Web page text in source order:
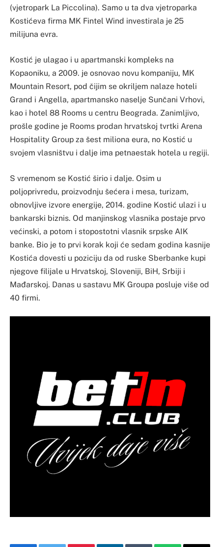
(vjetropark La Piccolina). Samo u ta dva vjetroparka
Kostićeva firma MK Fintel Wind investirala je 25
milijuna evra.
Kostić je ulagao i u apartmanski kompleks na
Kopaoniku, a 2009. je osnovao novu kompaniju, MK
Mountain Resort, pod čijim se okriljem nalaze hoteli
Grand i Angella, apartmansko naselje Sunčani Vrhovi,
kao i hotel 88 Rooms u centru Beograda. Zanimljivo,
prošle godine je Rooms prodan hrvatskoj tvrtki Arena
Hospitality Group za šest miliona eura, no Kostić u
svojem vlasništvu i dalje ima petnaestak hotela u regiji.
S vremenom se Kostić širio i dalje. Osim u
poljoprivredu, proizvodnju šećera i mesa, turizam,
obnovljive izvore energije, 2014. godine Kostić ulazi i u
bankarski biznis. Od manjinskog vlasnika postaje prvo
većinski, a potom i stopostotni vlasnik srpske AIK
banke. Bio je to prvi korak koji će sedam godina kasnije
Kostića dovesti u poziciju da od ruske Sberbanke kupi
njegove filijale u Hrvatskoj, Sloveniji, BiH, Srbiji i
Mađarskoj. Danas u sastavu MK Groupa posluje više od
40 firmi.